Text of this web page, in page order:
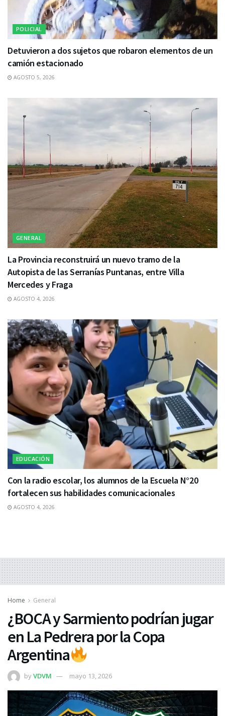
POLICIAL
Detuvieron a dos sujetos que robaron elementos de un
camión estacionado
AGOSTO 5, 2026
GENERAL
La Provincia reconstruirá un nuevo tramo de la
Autopista de las Serranías Puntanas, entre Villa
Mercedes y Fraga
AGOSTO 4, 2026
EDUCACIÓN
Con la radio escolar, los alumnos de la Escuela N°20
fortalecen sus habilidades comunicacionales
AGOSTO 4, 2026
Home General
¿BOCA y Sarmiento podrían jugar
en La Pedrera por la Copa
Argentina
byVDVM mayo 13, 2026